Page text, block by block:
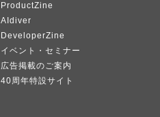
ProductZine
AIdiver
DeveloperZine
イベント・セミナー
広告掲載のご案内
40周年特設サイト